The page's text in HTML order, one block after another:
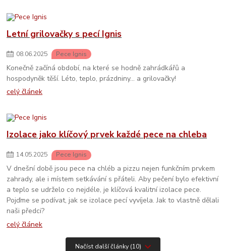
Letní grilovačky s pecí Ignis
08.06.2025 Pece Ignis
Konečně začíná období, na které se hodně zahrádkářů a
hospodyněk těší. Léto, teplo, prázdniny… a grilovačky!
celý článek
Izolace jako klíčový prvek každé pece na chleba
14.05.2025 Pece Ignis
V dnešní době jsou pece na chléb a pizzu nejen funkčním prvkem
zahrady, ale i místem setkávání s přáteli. Aby pečení bylo efektivní
a teplo se udrželo co nejdéle, je klíčová kvalitní izolace pece.
Pojďme se podívat, jak se izolace pecí vyvíjela. Jak to vlastně dělali
naši předci?
celý článek
Načíst další články (10)